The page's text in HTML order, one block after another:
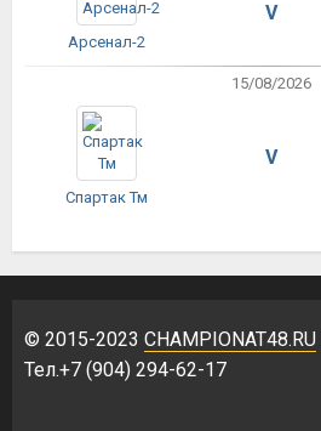
Арсенал-2
V
15/08/2026
Спартак Тм
V
© 2015-2023 CHAMPIONAT48.RU
Тел.+7 (904) 294-62-17